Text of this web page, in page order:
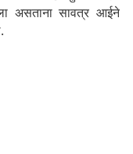
असताना सावत्र आईने